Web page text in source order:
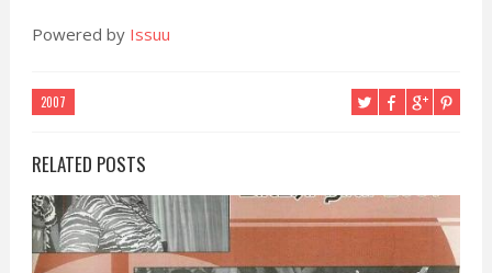
Powered by Issuu
2007
RELATED POSTS